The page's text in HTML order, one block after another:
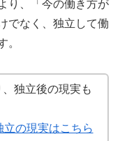
り、「今の働き方が
でなく、独立して働
。
独立後の現実も
の現実はこちら